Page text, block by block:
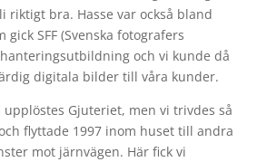
riktigt bra. Hasse var också bland
gick SFF (Svenska fotografers
och vi kunde då
digitala bilder till våra kunder.
upplöstes Gjuteriet, men vi trivdes så
flyttade 1997 inom huset till andra
mot järnvägen. Här fick vi